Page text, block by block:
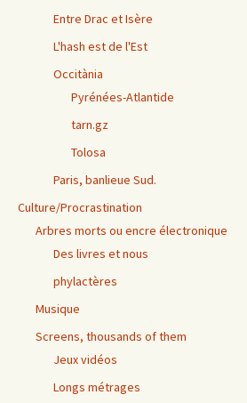
Entre Drac et Isère
L'hash est de l'Est
Occitània
Pyrénées-Atlantide
tarn.gz
Tolosa
Paris, banlieue Sud.
Culture/Procrastination
Arbres morts ou encre électronique
Des livres et nous
phylactères
Musique
Screens, thousands of them
Jeux vidéos
Longs métrages